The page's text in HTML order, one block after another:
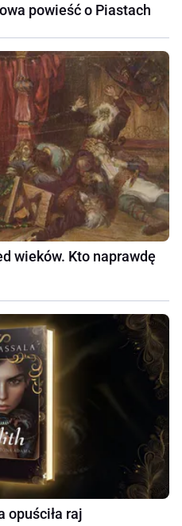
powieść o Piastach
wieków. Kto naprawdę
opuściła raj